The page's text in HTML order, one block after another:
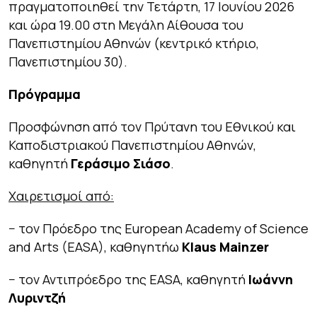
πραγματοποιηθεί την Τετάρτη, 17 Ιουνίου 2026
και ώρα 19.00 στη Μεγάλη Αίθουσα του
Πανεπιστημίου Αθηνών (κεντρικό κτήριο,
Πανεπιστημίου 30).
Πρόγραμμα
Προσφώνηση από τον Πρύτανη του Εθνικού και
Καποδιστριακού Πανεπιστημίου Αθηνών,
καθηγητή Γεράσιμο Σιάσο.
Χαιρετισμοί από:
− τον Πρόεδρο της European Academy of Science
and Arts (EASA), καθηγητήω Klaus Mainzer
− τον Αντιπρόεδρο της EASΑ, καθηγητή Ιωάννη
Λυριντζή